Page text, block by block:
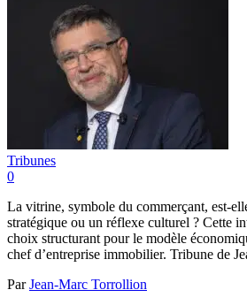
Tribunes
0
La vitrine, symbole du commerçant, est-
stratégique ou un réflexe culturel ? Cette
choix structurant pour le modèle
chef d’entreprise immobilier. Tribune de
ParJean-Marc Torrollion